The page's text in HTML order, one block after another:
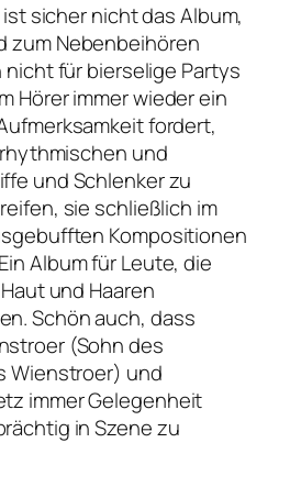
ist sicher nicht das Album,
zum Nebenbeihören
für bierselige Partys
Hörer immer wieder ein
fordert,
und
und Schlenker zu
sie schließlich im
Kompositionen
Album für Leute, die
und Haaren
Schön auch, dass
(Sohn des
Wienstroer) und
immer Gelegenheit
in Szene zu